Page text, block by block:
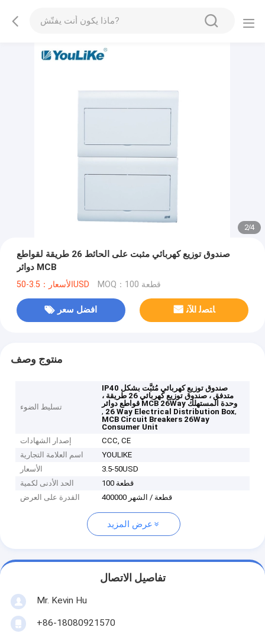
2/4
صندوق توزيع كهربائي مثبت على الحائط 26 طريقة لقواطع
دوائر MCB
الأسعار：3.5-50USD MOQ：100 قطعة
افضل سعر ﺎﺘﺼﻟ ﺍﻶﻧ
منتوج وصف
تسليط الضوء
IP40 صندوق توزيع كهربائي مُثبَّت بشكل
متدفق ، صندوق توزيع كهربائي 26 طريقة ،
قواطع دوائر MCB 26Way وحدة المستهلك
, 26 Way Electrical Distribution Box,
MCB Circuit Breakers 26Way
Consumer Unit
إصدار الشهادات
CCC, CE
اسم العلامة التجارية
YOULIKE
الأسعار
3.5-50USD
الحد الأدنى لكمية
100 قطعة
القدرة على العرض
400000 قطعة / الشهر
عرض المزيد
تفاصيل الاتصال
Mr. Kevin Hu
+86-18080921570